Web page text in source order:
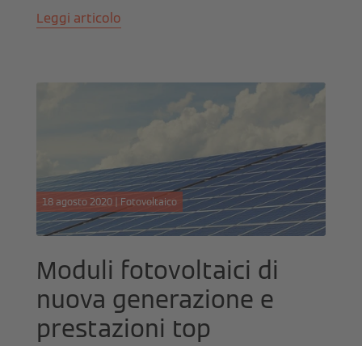
Leggi articolo
18 agosto 2020 | Fotovoltaico
Moduli fotovoltaici di
nuova generazione e
prestazioni top